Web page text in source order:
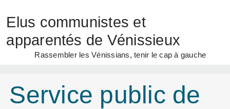
Elus communistes et
apparentés de Vénissieux
Rassembler les Vénissians, tenir le cap à gauche
Service public de